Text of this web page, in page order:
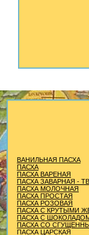
ВАНИЛЬНАЯ ПАСХА
ПАСХА
ПАСХА ВАРЕНАЯ
ПАСХА ЗАВАРНАЯ -
ПАСХА МОЛОЧНАЯ
ПАСХА ПРОСТАЯ
ПАСХА РОЗОВАЯ
ПАСХА С КРУТЫМИ
ПАСХА С
ПАСХА СО
ПАСХА ЦАРСКАЯ